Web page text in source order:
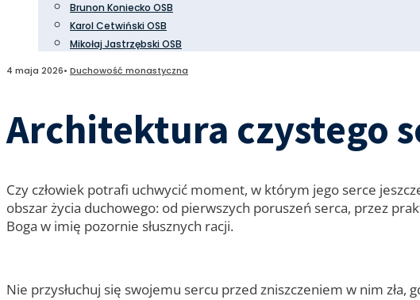
Brunon Koniecko OSB
Karol Cetwiński OSB
Mikołaj Jastrzębski OSB
4 maja 2026• Duchowość monastyczna
Architektura czystego
Czy człowiek potrafi uchwycić moment, w którym jego serce
obszar życia duchowego: od pierwszych poruszeń serca, przez
Boga w imię pozornie słusznych racji.
Nie przysłuchuj się swojemu sercu przed zniszczeniem w nim zła,